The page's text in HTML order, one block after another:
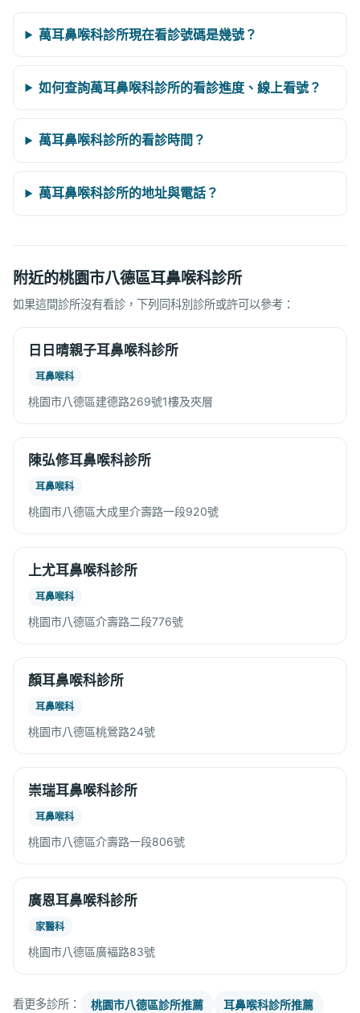
萬耳鼻喉科診所現在看診號碼是幾號？
如何查詢萬耳鼻喉科診所的看診進度、線上看號？
萬耳鼻喉科診所的看診時間？
萬耳鼻喉科診所的地址與電話？
附近的桃園市八德區耳鼻喉科診所
如果這間診所沒有看診，下列同科別診所或許可以參考：
日日晴親子耳鼻喉科診所
耳鼻喉科
桃園市八德區建德路269號1樓及夾層
陳弘修耳鼻喉科診所
耳鼻喉科
桃園市八德區大成里介壽路一段920號
上尤耳鼻喉科診所
耳鼻喉科
桃園市八德區介壽路二段776號
顏耳鼻喉科診所
耳鼻喉科
桃園市八德區桃鶯路24號
崇瑞耳鼻喉科診所
耳鼻喉科
桃園市八德區介壽路一段806號
廣恩耳鼻喉科診所
家醫科
桃園市八德區廣褔路83號
看更多診所： 桃園市八德區診所推薦 耳鼻喉科診所推薦